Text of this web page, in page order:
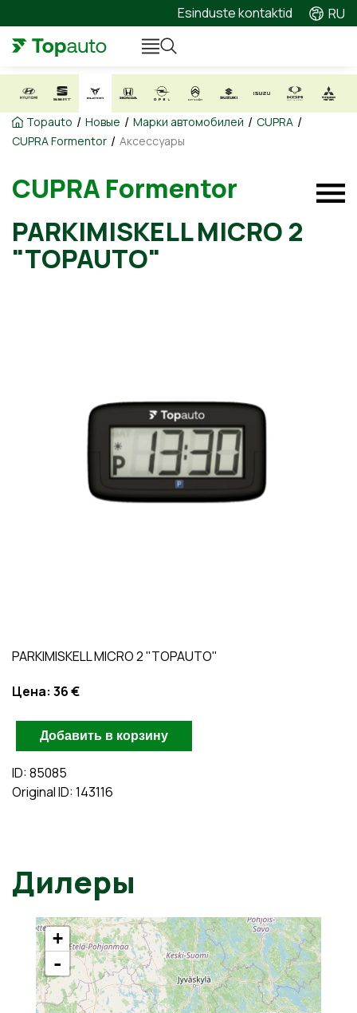
Esinduste kontaktid RU
Topauto / Новые / Марки автомобилей / CUPRA /
CUPRA Formentor / Аксессуары
CUPRA Formentor
PARKIMISKELL MICRO 2
"TOPAUTO"
PARKIMISKELL MICRO 2 "TOPAUTO"
Цена: 36 €
ID: 85085
Original ID: 143116
Дилеры
+
-